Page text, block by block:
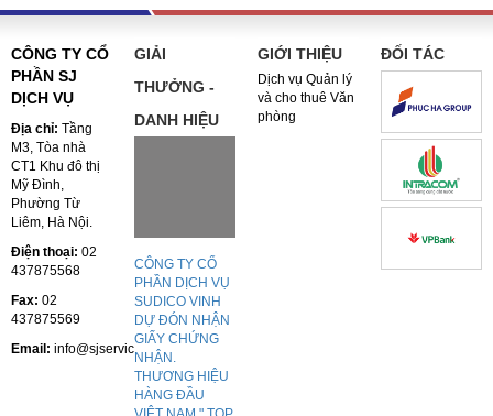
CÔNG TY CỔ
PHẦN SJ
DỊCH VỤ
Địa chỉ: Tầng
M3, Tòa nhà
CT1 Khu đô thị
Mỹ Đình,
Phường Từ
Liêm, Hà Nội.
Điện thoại: 02
437875568
Fax: 02
437875569
Email: info@sjservices.vn
GIẢI
THƯỞNG -
DANH HIỆU
CÔNG TY CỔ
PHẦN DỊCH VỤ
SUDICO VINH
DỰ ĐÓN NHẬN
GIẤY CHỨNG
NHẬN.
THƯƠNG HIỆU
HÀNG ĐẦU
GIỚI THIỆU
Dịch vụ Quản lý
và cho thuê Văn
phòng
ĐỐI TÁC